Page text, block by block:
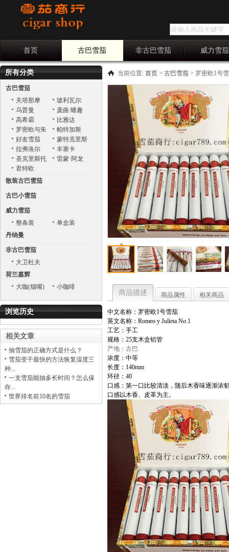
首页 古巴雪茄 非古巴雪茄 威力雪茄
所有分类
古巴雪茄
关塔那摩
玻利瓦尔
乌普曼
庞曲.蟠趣
Punch
高希霸
比雅达
罗密欧与朱
丽叶
帕特加斯
好友雪茄
蒙特克里斯
托
拉弗洛尔
丰塞卡
圣克里斯托
巴
雷蒙·阿龙
君特欧
散装古巴雪茄
古巴小雪茄
威力雪茄
整条装
单盒装
丹纳曼
非古巴雪茄
大卫杜夫
荷兰嘉辉
大咖(烟嘴)
小咖啡
浏览历史
相关文章
抽雪茄的正确方式是什么？
雪茄变干最快的方法恢复湿度三
种...
一支雪茄能抽多长时间？怎么保
存...
世界排名前10名的雪茄
当前位置: 首页 > 古巴雪茄 > 罗密欧1号
商品描述 商品属性 相关商品
中文名称：罗密欧1号雪茄
英文名称：Romeo y Julieta No.1
工艺：手工
规格：25支木盒铝管
产地：古巴
浓度：中等
长度：140mm
环径：40
口感：第一口比较清淡，随后木香味逐渐浓
口感以木香、皮革为主。